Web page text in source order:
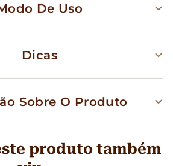
De Uso
Dicas
Sobre O Produto
produto também